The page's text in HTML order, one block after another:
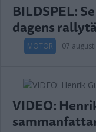
BILDSPEL:
dagens
MOTOR 07
VIDEO: